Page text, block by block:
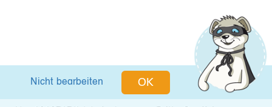
Nicht bearbeiten OK